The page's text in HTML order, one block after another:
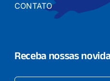
CONTATO
Receba nossas